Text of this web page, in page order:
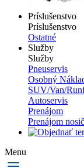
Príslušenstvo
Príslušenstvo
Ostatné
Služby
Služby
Pneuservis
Osobný
SUV/Van/
Autoservis
Prenájom
Prenájom
Menu